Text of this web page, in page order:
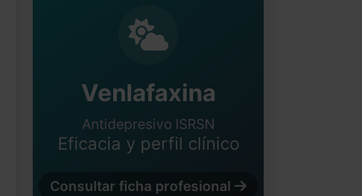
Venlafaxina
Antidepresivo ISRSN
Eficacia y perfil clínico
Consultar ficha profesional